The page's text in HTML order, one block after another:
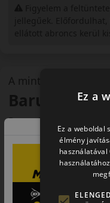
A mintázat
Barum
Barum SnoVanis 3 téli
A Barum SnoVanis 3
haszongépjárművek
Megbízható
miközben hosszú
Ez a
Ez a weboldal
élmény
használatával